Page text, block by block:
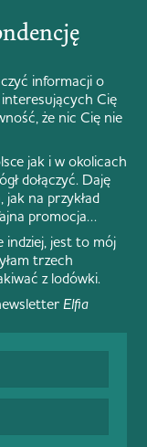
informacji o
Cię
że nic Cię nie
jak i w okolicach
dołączyć. Daję
jak na przykład
promocja…
indziej, jest to mój
trzech
z lodówki.
Elfia